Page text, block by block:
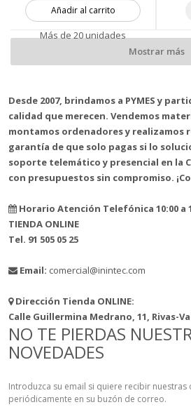
Añadir al carrito
Más de 20 unidades
Mostrar más
Desde 2007, brindamos a PYMES y
calidad que merecen. Vendemos
montamos ordenadores y realizamos
garantía de que solo pagas si lo
soporte telemático y presencial en la
con presupuestos sin compromiso.
Horario Atención Telefónica 10:00 a
TIENDA ONLINE
Tel. 91 505 05 25
Email: comercial@inintec.com
Dirección Tienda ONLINE:
Calle Guillermina Medrano, 11, Rivas-
NO TE PIERDAS
NOVEDADES
Introduzca su email si quiere recibir
periódicamente en su buzón de correo.